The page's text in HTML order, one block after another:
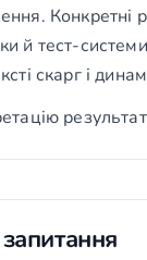
Конкретні
й тест-
скарг і
запитання